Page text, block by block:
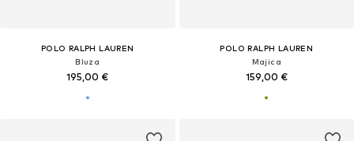
POLO RALPH LAUREN
Bluza
195,00 €
POLO RALPH LAUREN
Majica
159,00 €